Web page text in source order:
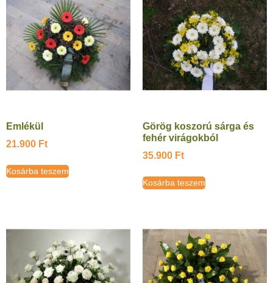
Emlékül
21.900 Ft
Kosárba teszem
Görög koszorú sárga és
fehér virágokból
35.900 Ft
Kosárba teszem